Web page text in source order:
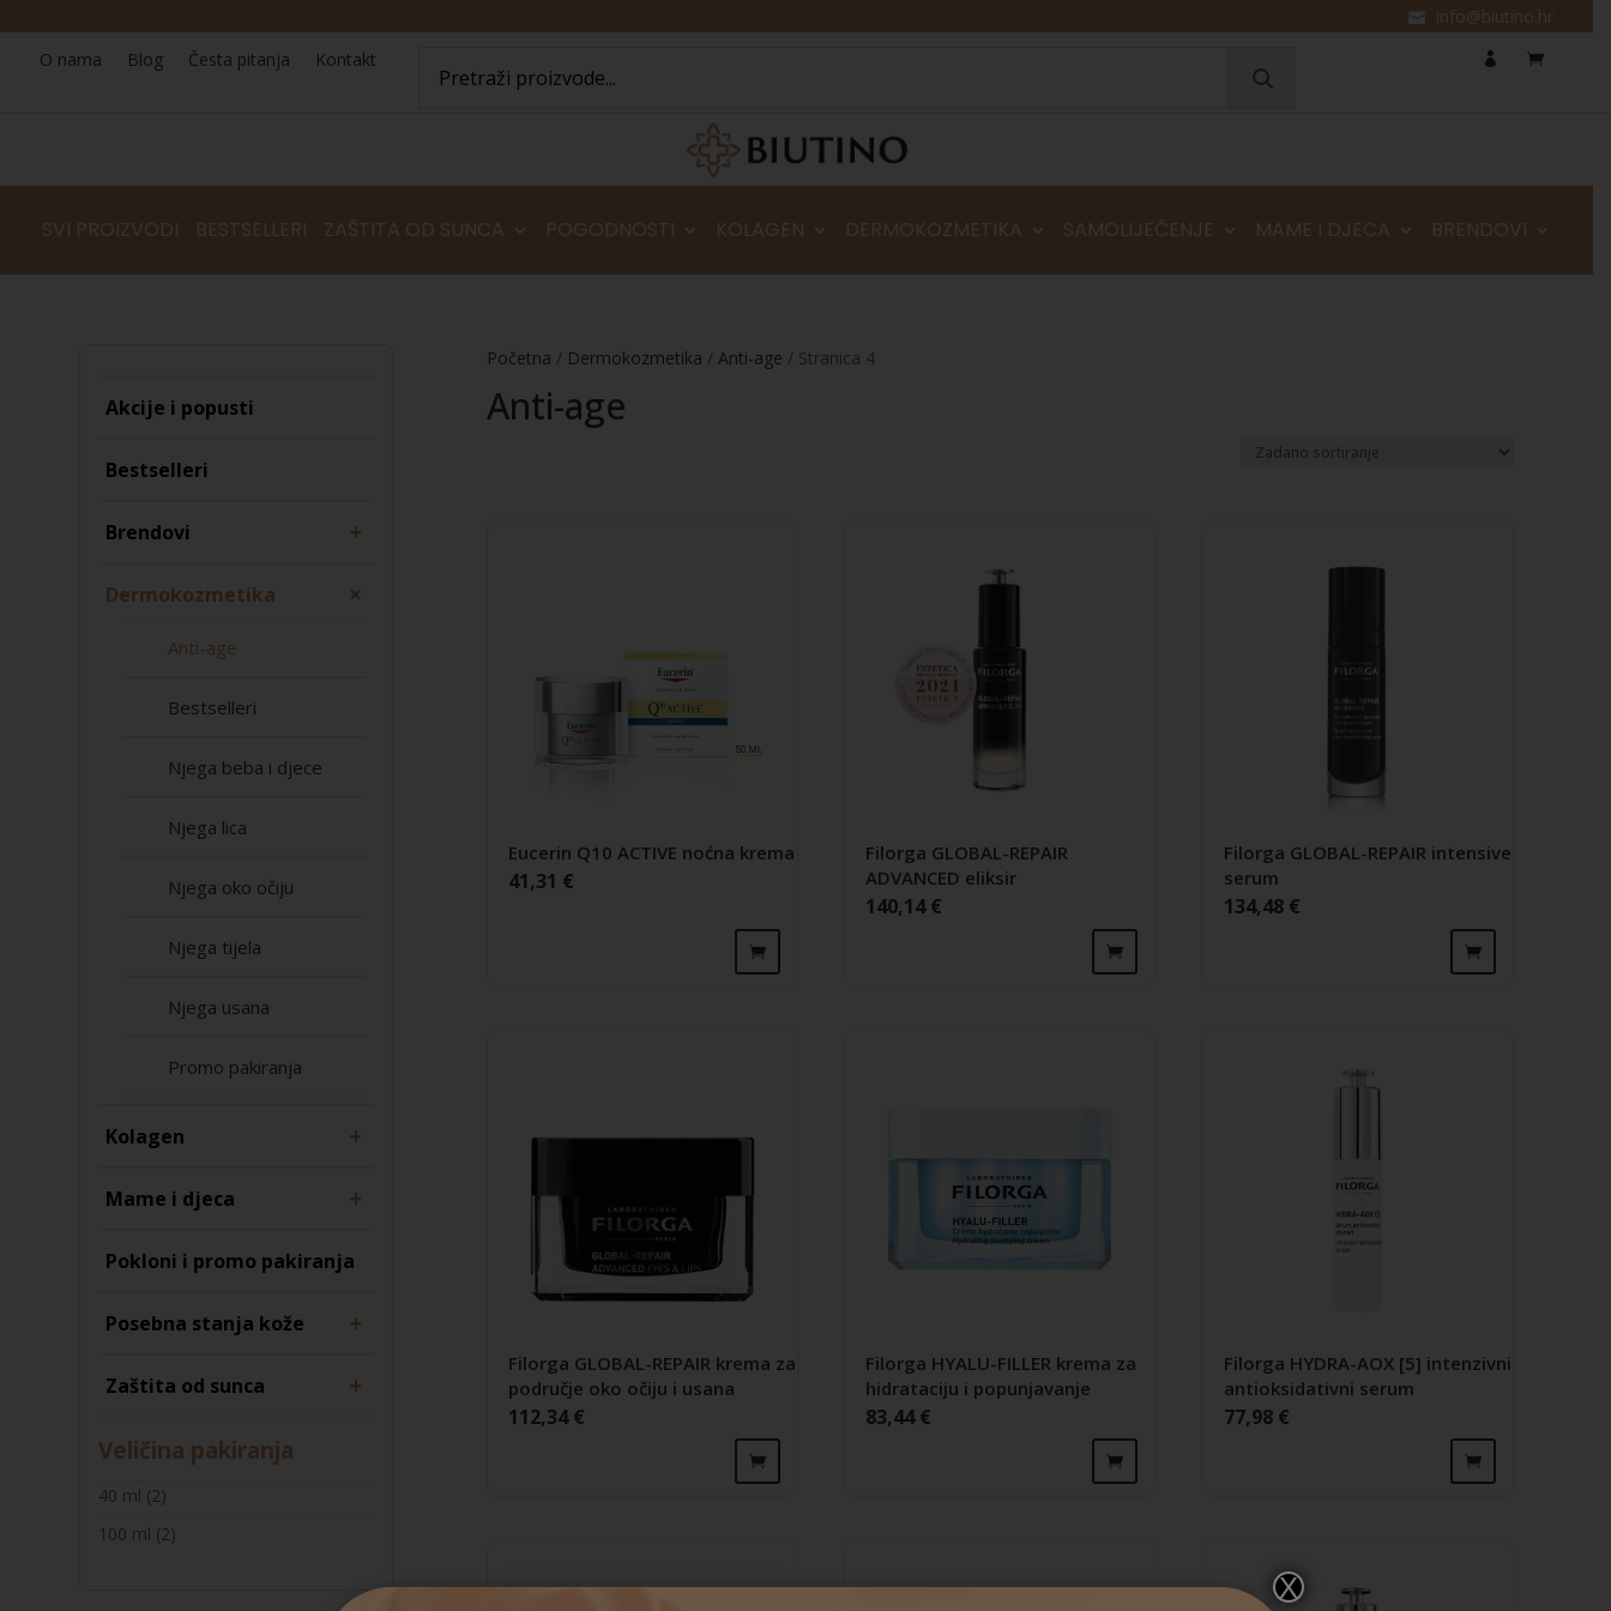
info@biutino.hr
O nama
Blog Česta pitanja Kontakt
SVI PROIZVODI BESTSELLERI ZAŠTITA OD SUNCA POGODNOSTI KOLAGEN DERMOKOZMETIKA SAMOLIJEČENJE MAME I DJECA BRENDOVI
Početna / Dermokozmetika / Anti-age / Stranica 4
Anti-age
Eucerin Q10 ACTIVE noćna krema
41,31 €
Filorga GLOBAL-REPAIR
ADVANCED eliksir
140,14€
Filorga GLOBAL-REPAIR intensive
serum
134,48 €
Filorga GLOBAL-REPAIR krema za
područje oko očiju i usana
112,34€
Filorga HYALU-FILLER krema za
hidrataciju i popunjavanje
83,44€
Filorga HYDRA-AOX [5] intenzivni
antioksidativni serum
77,98 €
Akcije i popusti
Bestselleri
Brendovi +
Dermokozmetika ×
Anti-age
Bestselleri
Njega beba i djece
Njega lica
Njega oko očiju
Njega tijela
Njega usana
Promo pakiranja
Kolagen +
Mame i djeca +
Pokloni i promo pakiranja
Posebna stanja kože +
Zaštita od sunca +
Veličina pakiranja
40 ml (2)
100 ml (2)
X